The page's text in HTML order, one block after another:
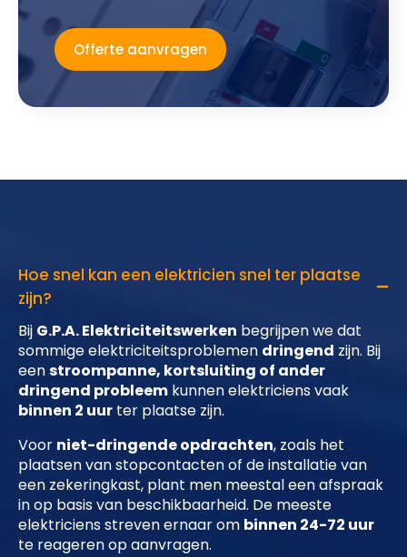
Offerte aanvragen
Hoe snel kan een elektricien snel ter plaatse
zijn?
Bij G.P.A. Elektriciteitswerken begrijpen we dat
sommige elektriciteitsproblemen dringend zijn. Bij
eenstroompanne, kortsluiting of ander
dringend probleem kunnen elektriciens vaak
binnen 2 uur ter plaatse zijn.
Voor niet-dringende opdrachten, zoals het
plaatsen van stopcontacten of de installatie van
een zekeringkast, plant men meestal een afspraak
in op basis van beschikbaarheid. De meeste
elektriciens streven ernaar om binnen 24-72 uur
te reageren op aanvragen.